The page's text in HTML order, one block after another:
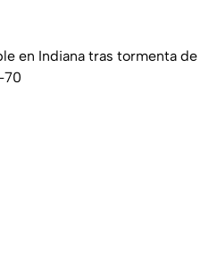
en Indiana tras tormenta de
70